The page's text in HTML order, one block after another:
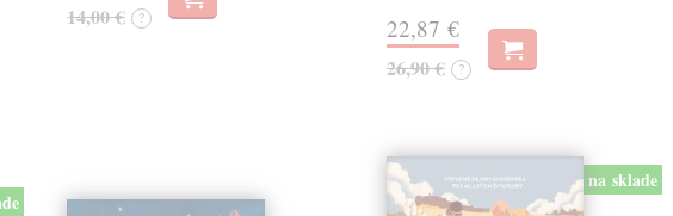
14,00 € ? 22,87 €
26,90 € ?
na sklade